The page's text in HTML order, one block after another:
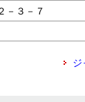
－３－７
ジ